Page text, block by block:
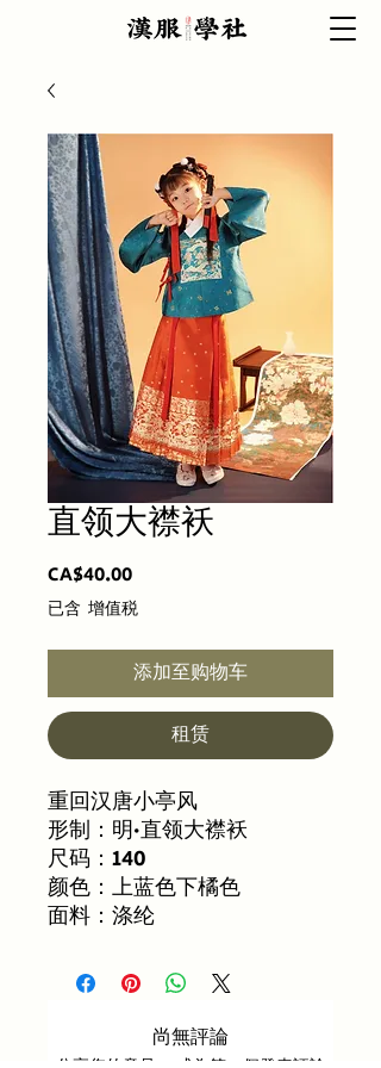
直领大襟袄
CA$40.00價
格
已含 增值税
添加至购物车
租赁
重回汉唐小亭风
形制：明·直领大襟袄
尺码：140
颜色：上蓝色下橘色
面料：涤纶
尚無評論